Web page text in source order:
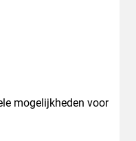
mogelijkheden voor